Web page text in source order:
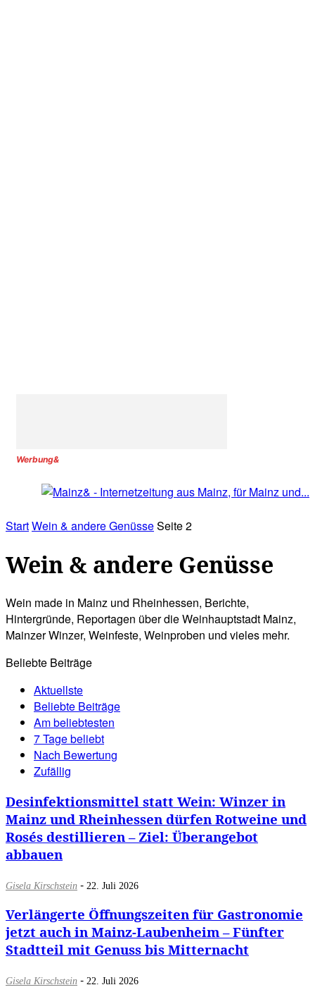
Werbung&
StartWein & andere GenüsseSeite 2
Wein & andere Genüsse
Wein made in Mainz und Rheinhessen, Berichte,
Hintergründe, Reportagen über die Weinhauptstadt Mainz,
Mainzer Winzer, Weinfeste, Weinproben und vieles mehr.
Beliebte Beiträge
Aktuellste
Beliebte Beiträge
Am beliebtesten
7 Tage beliebt
Nach Bewertung
Zufällig
Desinfektionsmittel statt Wein: Winzer in
Mainz und Rheinhessen dürfen Rotweine und
Rosés destillieren – Ziel: Überangebot
abbauen
Gisela Kirschstein - 22. Juli 2026
Verlängerte Öffnungszeiten für Gastronomie
jetzt auch in Mainz-Laubenheim – Fünfter
Stadtteil mit Genuss bis Mitternacht
Gisela Kirschstein - 22. Juli 2026